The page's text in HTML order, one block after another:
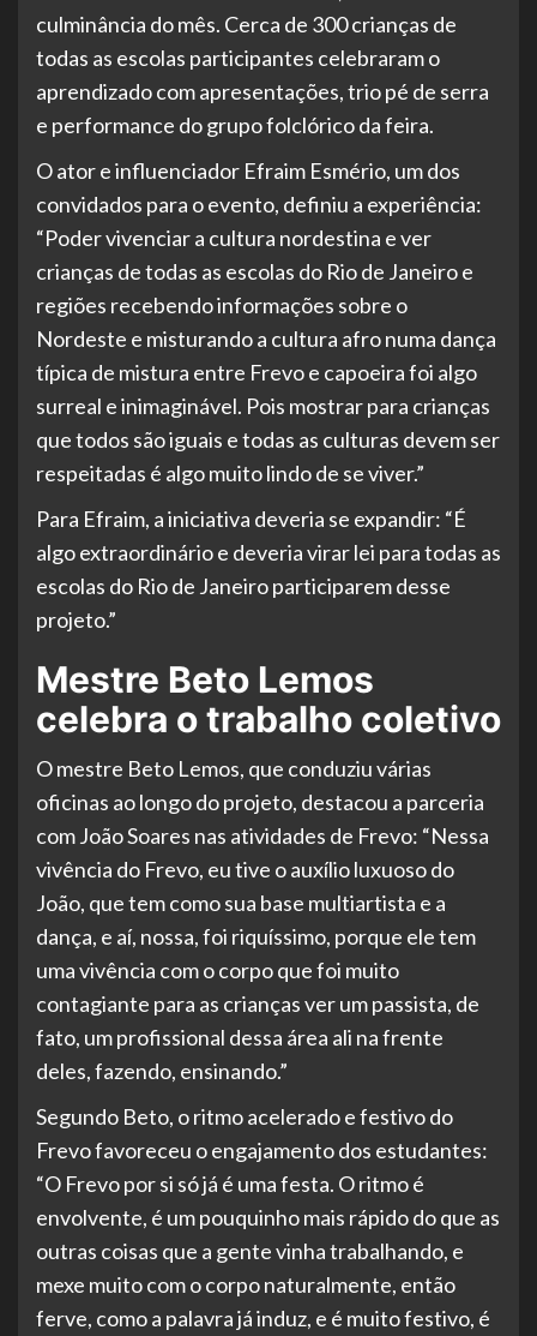
culminância do mês. Cerca de 300 crianças de
todas as escolas participantes celebraram o
aprendizado com apresentações, trio pé de serra
e performance do grupo folclórico da feira.
O ator e influenciador Efraim Esmério, um dos
convidados para o evento, definiu a experiência:
“Poder vivenciar a cultura nordestina e ver
crianças de todas as escolas do Rio de Janeiro e
regiões recebendo informações sobre o
Nordeste e misturando a cultura afro numa dança
típica de mistura entre Frevo e capoeira foi algo
surreal e inimaginável. Pois mostrar para crianças
que todos são iguais e todas as culturas devem ser
respeitadas é algo muito lindo de se viver.”
Para Efraim, a iniciativa deveria se expandir: “É
algo extraordinário e deveria virar lei para todas as
escolas do Rio de Janeiro participarem desse
projeto.”
Mestre Beto Lemos
celebra o trabalho coletivo
O mestre Beto Lemos, que conduziu várias
oficinas ao longo do projeto, destacou a parceria
com João Soares nas atividades de Frevo: “Nessa
vivência do Frevo, eu tive o auxílio luxuoso do
João, que tem como sua base multiartista e a
dança, e aí, nossa, foi riquíssimo, porque ele tem
uma vivência com o corpo que foi muito
contagiante para as crianças ver um passista, de
fato, um profissional dessa área ali na frente
deles, fazendo, ensinando.”
Segundo Beto, o ritmo acelerado e festivo do
Frevo favoreceu o engajamento dos estudantes:
“O Frevo por si só já é uma festa. O ritmo é
envolvente, é um pouquinho mais rápido do que as
outras coisas que a gente vinha trabalhando, e
mexe muito com o corpo naturalmente, então
ferve, como a palavra já induz, e é muito festivo, é